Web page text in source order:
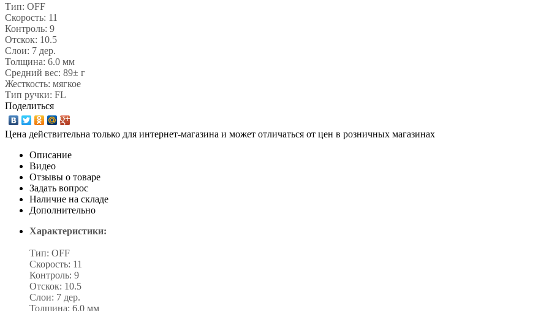
Тип: OFF
Скорость: 11
Контроль: 9
Отскок: 10.5
Слои: 7 дер.
Толщина: 6.0 мм
Средний вес: 89± г
Жесткость: мягкое
Тип ручки: FL
Поделиться
Цена действительна только для интернет-магазина и может отличаться от цен в розничных магазинах
Описание
Видео
Отзывы о товаре
Задать вопрос
Наличие на складе
Дополнительно
Характеристики:
Тип: OFF
Скорость: 11
Контроль: 9
Отскок: 10.5
Слои: 7 дер.
Толщина: 6.0 мм